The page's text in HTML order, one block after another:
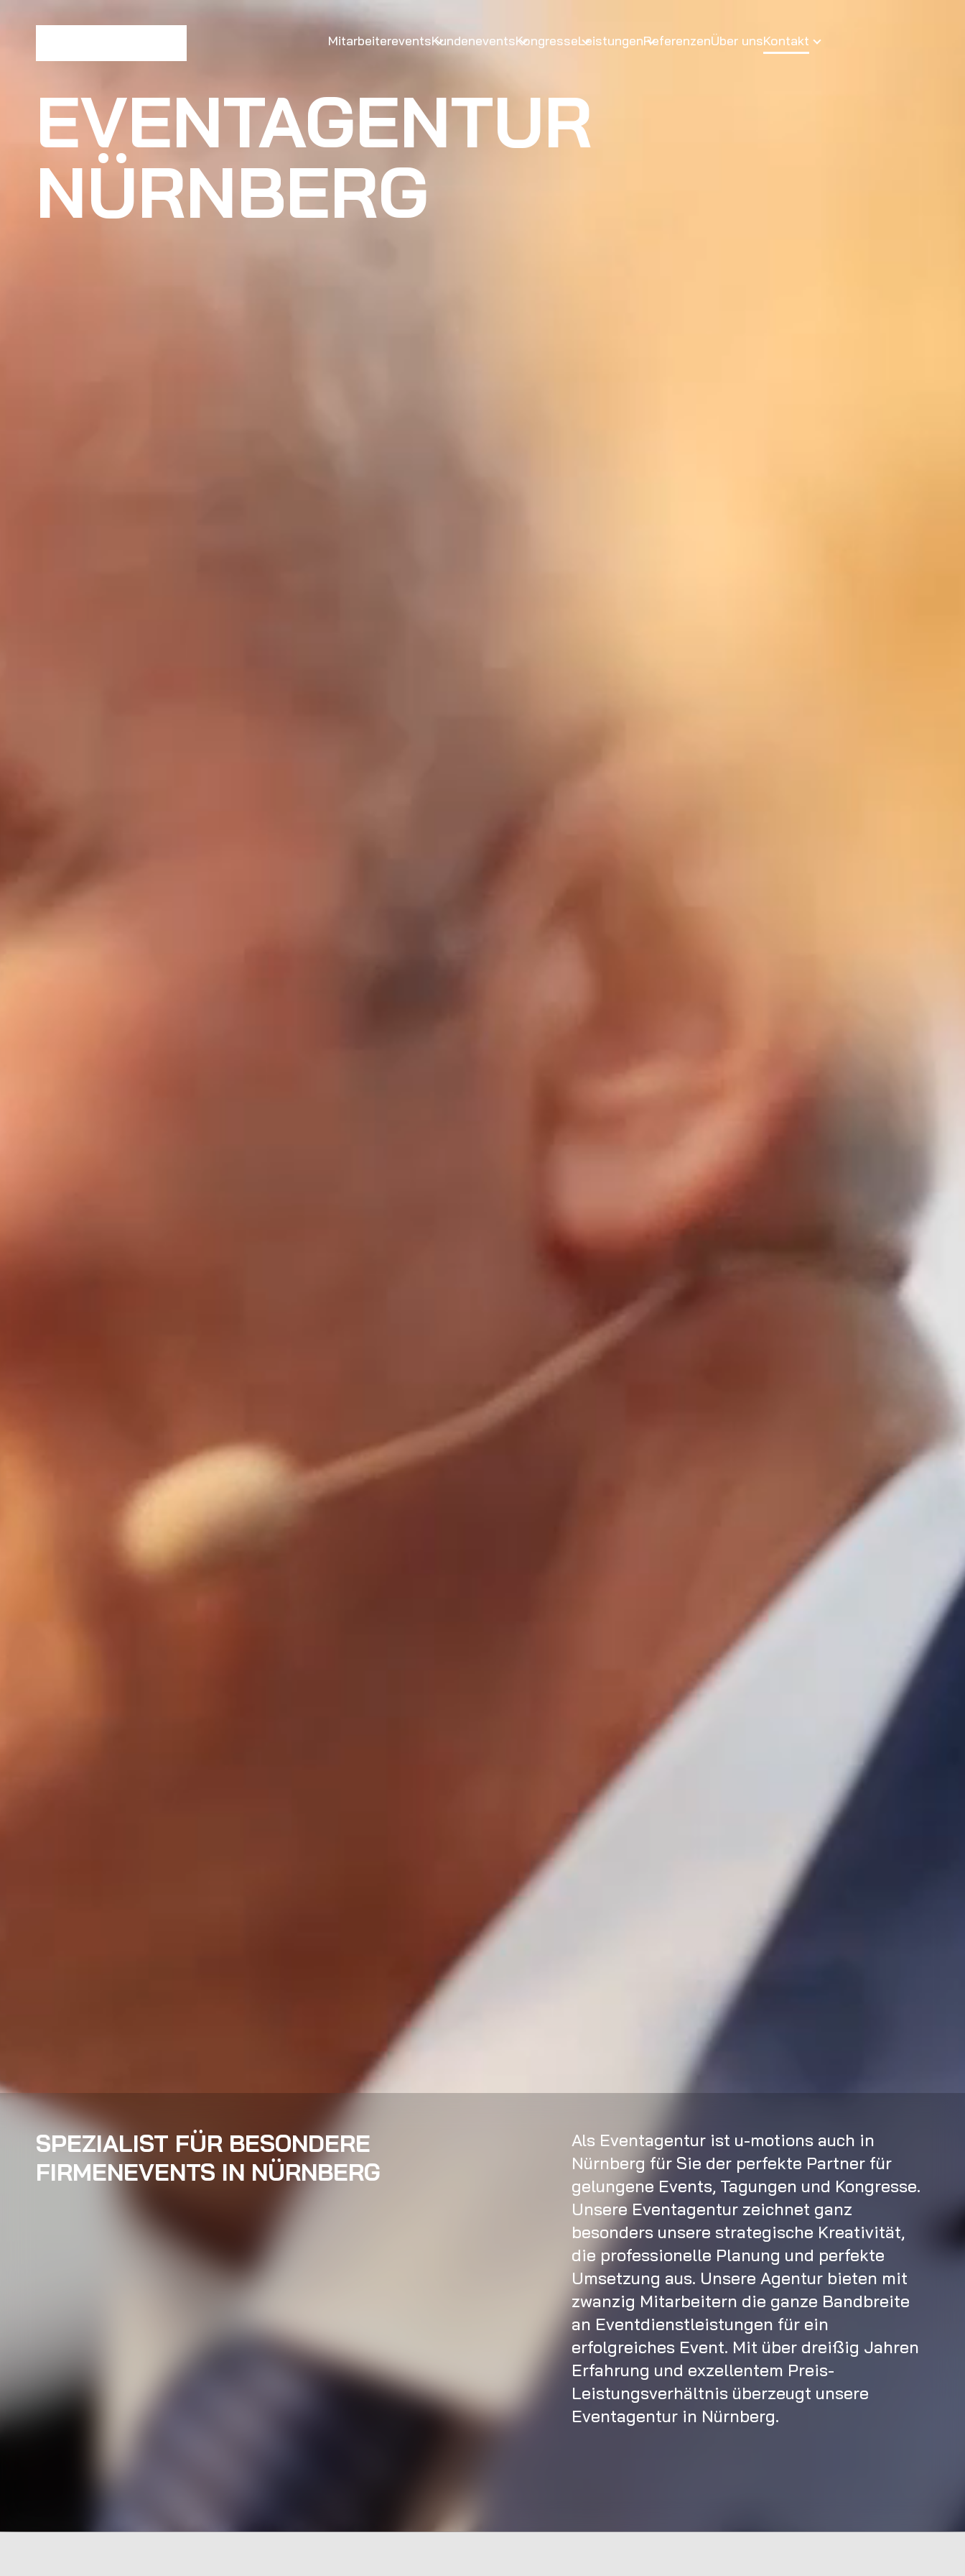
MitarbeitereventsKundeneventsKongresseLeistungenReferenzenÜber unsKontakt
EVENTAGENTUR
NÜRNBERG
SPEZIALIST FÜR BESONDERE
FIRMENEVENTS IN NÜRNBERG
Als Eventagentur ist u-motions auch in
Nürnberg für Sie der perfekte Partner für
gelungene Events, Tagungen und Kongresse.
Unsere Eventagentur zeichnet ganz
besonders unsere strategische Kreativität,
die professionelle Planung und perfekte
Umsetzung aus. Unsere Agentur bieten mit
zwanzig Mitarbeitern die ganze Bandbreite
an Eventdienstleistungen für ein
erfolgreiches Event. Mit über dreißig Jahren
Erfahrung und exzellentem Preis-
Leistungsverhältnis überzeugt unsere
Eventagentur in Nürnberg.